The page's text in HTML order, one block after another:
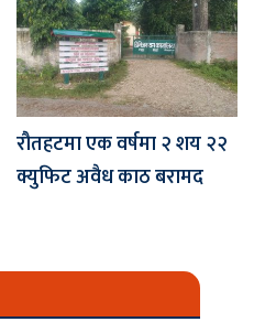
रौतहटमा एक वर्षमा २ शय २२
क्युफिट अवैध काठ बरामद